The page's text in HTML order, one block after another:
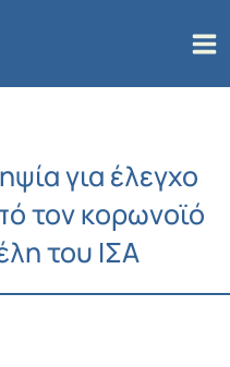
για έλεγχο
τον κορωνοϊό
του ΙΣΑ